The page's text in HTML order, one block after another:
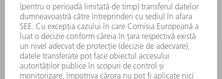
ELECTRONICĂ DE PUTERE
UNELTE ELECTRICE
SMART FACTORY
SOFTWARE
SERVICII
APLICAȚII
DOMENII DE ACTIVITATE
COMPANIE